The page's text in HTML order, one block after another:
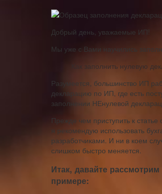
Добрый день, уважаемые ИП!
Мы уже с Вами научились
Как заполнить нулевую
Разумеется, большинство ИП
декларацию по ИП, где есть
заполнении НЕнулевой
Прежде чем приступить к
я рекомендую использовать
разработчиками. И ни в коем
слишком быстро меняется.
Итак, давайте
примере: